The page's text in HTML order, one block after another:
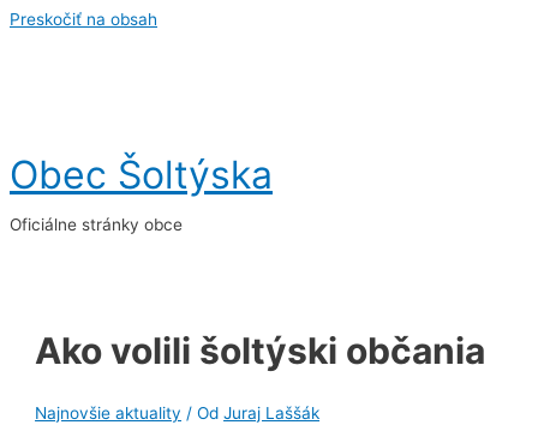
Preskočiť na obsah
Obec Šoltýska
Oficiálne stránky obce
Ako volili šoltýski občania
Najnovšie aktuality / Od Juraj Laššák